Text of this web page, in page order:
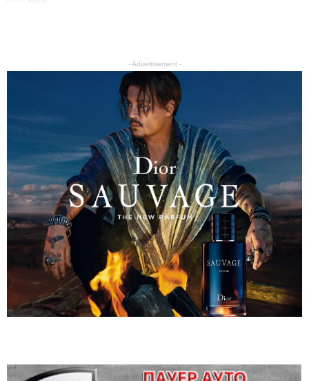
- Advertisement -